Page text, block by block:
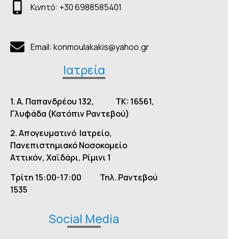
Κινητό: +30 6988585401
Email: konmoulakakis@yahoo.gr
Ιατρεία
1. Α. Παπανδρέου 132, TK: 16561,
Γλυφάδα (Κατόπιν Ραντεβού)
2.Απογευματινό Ιατρείο,
Πανεπιστημιακό Νοσοκομείο
Αττικόν, Χαϊδάρι, Ρίμινι 1
Τρίτη 15:00-17:00 Τηλ. Ραντεβού
1535
Social Media